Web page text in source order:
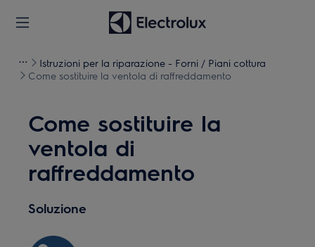
Istruzioni per la riparazione - Forni / Piani cottura
Come sostituire la ventola di raffreddamento
Come sostituire la
ventola di
raffreddamento
Soluzione